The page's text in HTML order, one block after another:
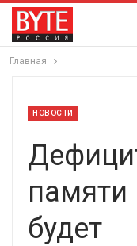
Главная
НОВОСТИ
памяти
будет